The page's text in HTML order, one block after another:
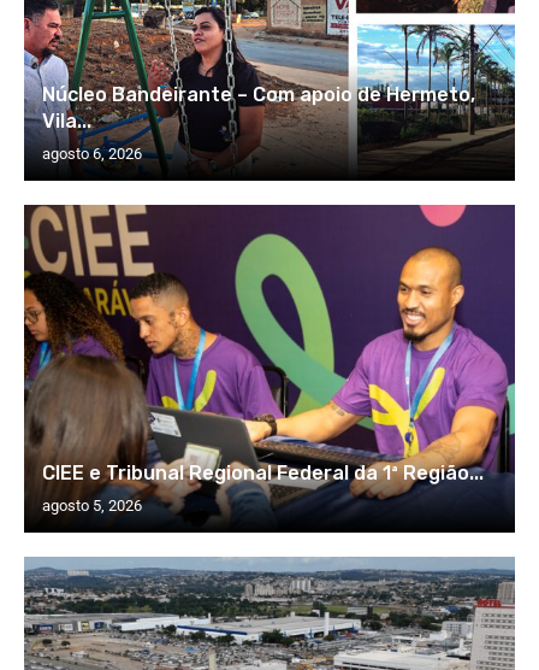
Núcleo Bandeirante – Com apoio de Hermeto,
Vila...
agosto 6, 2026
CIEE e Tribunal Regional Federal da 1ª Região...
agosto 5, 2026